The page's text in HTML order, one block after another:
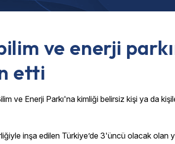
ve enerji
etti
ve Enerji Parkı'na kimliği belirsiz kişi ya da
inşa edilen Türkiye’de 3'üncü olacak olan